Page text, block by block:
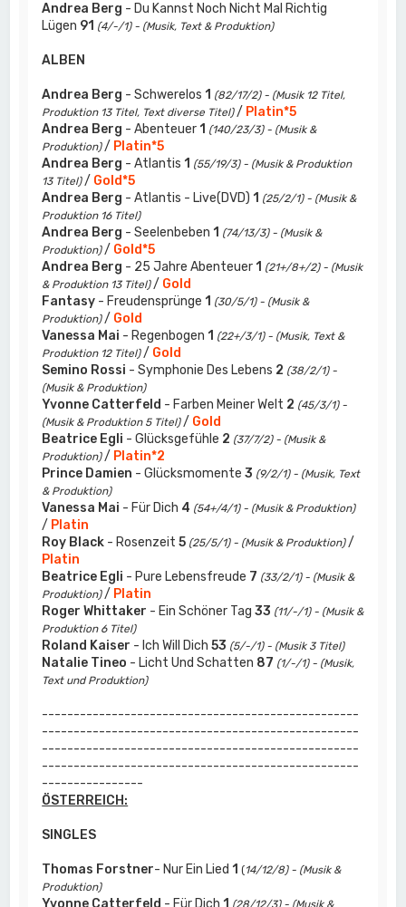
Andrea Berg - Du Kannst Noch Nicht Mal Richtig
Lügen 91 (4/-/1) - (Musik, Text & Produktion)
ALBEN
Andrea Berg - Schwerelos 1 (82/17/2) - (Musik 12 Titel,
Produktion 13 Titel, Text diverse Titel)/ Platin*5
Andrea Berg - Abenteuer 1 (140/23/3) - (Musik &
Produktion)/ Platin*5
Andrea Berg - Atlantis 1 (55/19/3) - (Musik & Produktion
13 Titel)/ Gold*5
Andrea Berg - Atlantis - Live(DVD) 1 (25/2/1) - (Musik &
Produktion 16 Titel)
Andrea Berg - Seelenbeben 1 (74/13/3) - (Musik &
Produktion)/ Gold*5
Andrea Berg - 25 Jahre Abenteuer 1 (21+/8+/2) - (Musik
& Produktion 13 Titel)/ Gold
Fantasy - Freudensprünge 1 (30/5/1) - (Musik &
Produktion)/ Gold
Vanessa Mai - Regenbogen 1 (22+/3/1) - (Musik, Text &
Produktion 12 Titel)/ Gold
Semino Rossi - Symphonie Des Lebens 2 (38/2/1) -
(Musik & Produktion)
Yvonne Catterfeld - Farben Meiner Welt 2 (45/3/1) -
(Musik & Produktion 5 Titel)/ Gold
Beatrice Egli - Glücksgefühle 2 (37/7/2) - (Musik &
Produktion)/ Platin*2
Prince Damien - Glücksmomente3 (9/2/1) - (Musik, Text
& Produktion)
Vanessa Mai - Für Dich 4 (54+/4/1) - (Musik & Produktion)
/ Platin
Roy Black - Rosenzeit5 (25/5/1) - (Musik & Produktion)/
Platin
Beatrice Egli - Pure Lebensfreude 7 (33/2/1) - (Musik &
Produktion)/ Platin
Roger Whittaker - Ein Schöner Tag33 (11/-/1) - (Musik &
Produktion 6 Titel)
Roland Kaiser - Ich Will Dich53 (5/-/1) - (Musik 3 Titel)
Natalie Tineo - Licht Und Schatten 87 (1/-/1) - (Musik,
Text und Produktion)
--------------------------------------------------
--------------------------------------------------
--------------------------------------------------
--------------------------------------------------
----------------
ÖSTERREICH:
SINGLES
Thomas Forstner- Nur Ein Lied 1 (14/12/8) - (Musik &
Produktion)